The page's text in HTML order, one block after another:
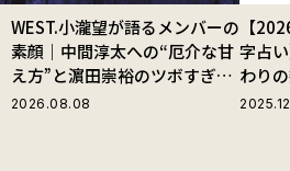
WEST.小瀧望が語るメンバーの
素顔｜中間淳太への“厄介な甘
え方”と濵田崇裕のツボすぎる
言動
2026.08.08
【
字占
わり